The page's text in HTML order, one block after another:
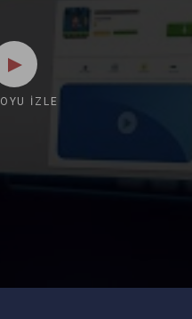
İZLE